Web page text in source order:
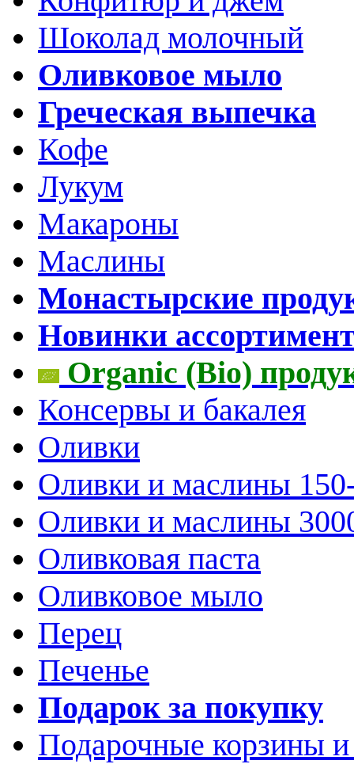
Шоколад молочный
Оливковое мыло
Греческая выпечка
Кофе
Лукум
Макароны
Маслины
Монастырские
Новинки
Organic (Bio)
Консервы и бакалея
Оливки
Оливки и маслины
Оливки и маслины
Оливковая паста
Оливковое мыло
Перец
Печенье
Подарок за покупку
Подарочные корзины